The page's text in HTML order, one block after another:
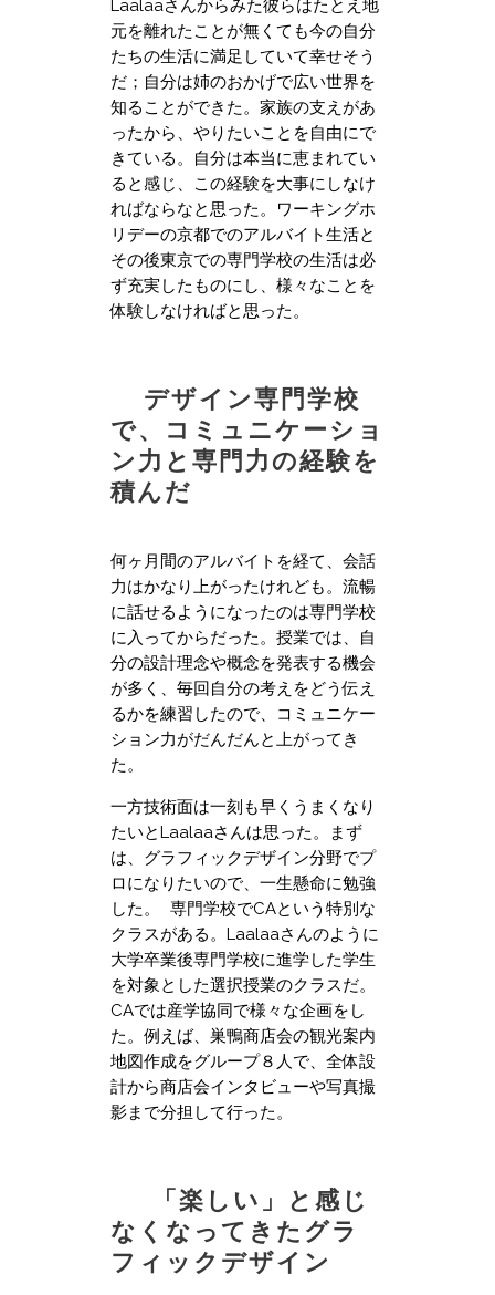
Laalaaさんからみた彼らはたとえ地
元を離れたことが無くても今の自分
たちの生活に満足していて幸せそう
だ；自分は姉のおかげで広い世界を
知ることができた。家族の支えがあ
ったから、やりたいことを自由にで
きている。自分は本当に恵まれてい
ると感じ、この経験を大事にしなけ
ればならなと思った。ワーキングホ
リデーの京都でのアルバイト生活と
その後東京での専門学校の生活は必
ず充実したものにし、様々なことを
体験しなければと思った。
デザイン専門学校
で、コミュニケーショ
ン力と専門力の経験を
積んだ
何ヶ月間のアルバイトを経て、会話
力はかなり上がったけれども。流暢
に話せるようになったのは専門学校
に入ってからだった。授業では、自
分の設計理念や概念を発表する機会
が多く、毎回自分の考えをどう伝え
るかを練習したので、コミュニケー
ション力がだんだんと上がってき
た。
一方技術面は一刻も早くうまくなり
たいとLaalaaさんは思った。まず
は、グラフィックデザイン分野でプ
ロになりたいので、一生懸命に勉強
した。 ​専門学校でCAという特別な
クラスがある。Laalaaさんのように
大学卒業後専門学校に進学した学生
を対象とした選択授業のクラスだ。
CAでは産学協同で様々な企画をし
た。 例えば、巣鴨商店会の観光案内
地図作成をグループ８人で、全体設
計から商店会インタビューや写真撮
影まで分担して行った。
「楽しい」と感じ
なくなってきたグラ
フィックデザイン